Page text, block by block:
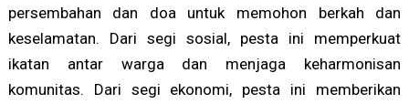
persembahan dan doa untuk memohon berkah dan
keselamatan. Dari segi sosial, pesta ini memperkuat
ikatan antar warga dan menjaga keharmonisan
komunitas. Dari segi ekonomi, pesta ini memberikan